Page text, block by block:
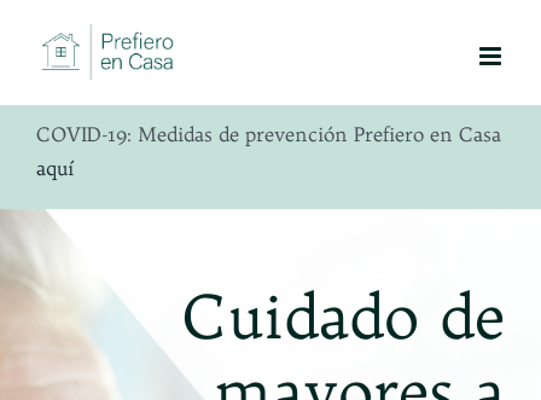
contenido
COVID-19: Medidas de prevención Prefiero en Casa
aquí
Cuidado de